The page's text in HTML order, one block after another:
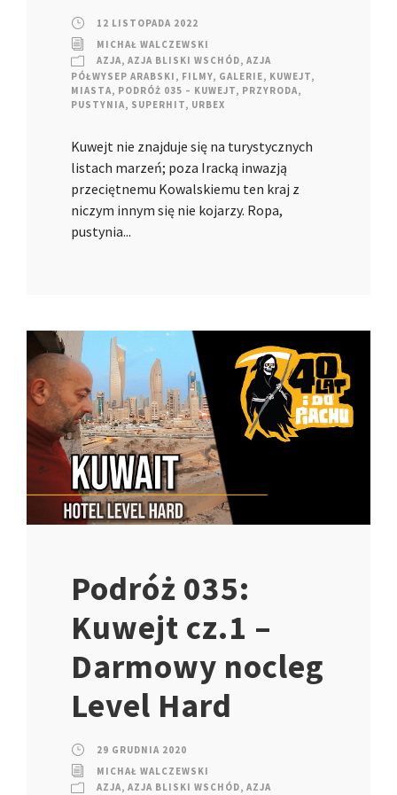
12 LISTOPADA 2022
MICHAŁ WALCZEWSKI
AZJA, AZJA BLISKI WSCHÓD, AZJA
PÓŁWYSEP ARABSKI , FILMY, GALERIE, KUWEJT,
MIASTA, PODRÓŻ 035 – KUWEJT, PRZYRODA,
PUSTYNIA, SUPERHIT, URBEX
Kuwejt nie znajduje się na turystycznych
listach marzeń; poza Iracką inwazją
przeciętnemu Kowalskiemu ten kraj z
niczym innym się nie kojarzy. Ropa,
pustynia...
Podróż 035:
Kuwejt cz.1 –
Darmowy nocleg
Level Hard
29 GRUDNIA 2020
MICHAŁ WALCZEWSKI
AZJA, AZJA BLISKI WSCHÓD, AZJA